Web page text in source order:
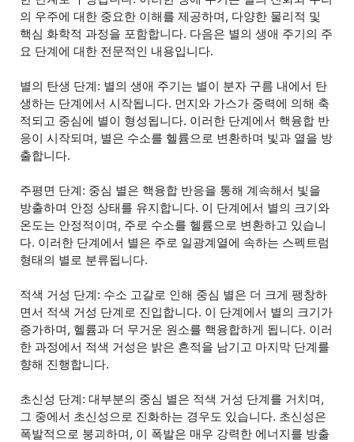
의 우주에 대한 중요한 이해를 제공하며, 다양한 물리적 및
핵심 화학적 과정을 포함합니다. 다음은 별의 생애 주기의 주
요 단계에 대한 전문적인 내용입니다.
별의 탄생 단계: 별의 생애 주기는 별이 분자 구름 내에서 탄
생하는 단계에서 시작됩니다. 먼지와 가스가 중력에 의해 축
적되고 중심에 별이 형성됩니다. 이러한 단계에서 핵융합 반
응이 시작되며, 별은 수소를 헬륨으로 변환하며 빛과 열을 방
출합니다.
주평면 단계: 중심 별은 핵융합 반응을 통해 계속해서 빛을
방출하며 안정 상태를 유지합니다. 이 단계에서 별의 크기와
온도는 안정적이며, 주로 수소를 헬륨으로 변환하고 있습니
다. 이러한 단계에서 별은 주로 일광계열에 속하는 스펙트럼
형태의 별로 분류됩니다.
적색 거성 단계: 수소 고갈로 인해 중심 별은 더 크게 팽창하
면서 적색 거성 단계로 진입합니다. 이 단계에서 별의 크기가
증가하며, 헬륨과 더 무거운 원소를 핵융합하게 됩니다. 이러
한 과정에서 적색 거성은 밝은 흔적을 남기고 마지막 단계를
향해 진행합니다.
초신성 단계: 대부분의 중심 별은 적색 거성 단계를 거치며,
그 중에서 초신성으로 진화하는 경우도 있습니다. 초신성은
폭발적으로 붕괴하며, 이 폭발은 매우 강력한 에너지를 방출